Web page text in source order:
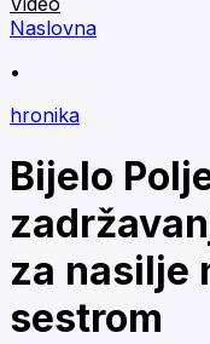
Naslovna
•
hronika
Bijelo
za nasilje
sestrom